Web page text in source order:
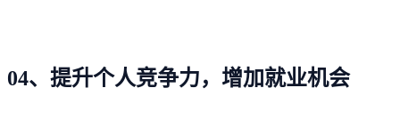
04、提升个人竞争力，增加就业机会